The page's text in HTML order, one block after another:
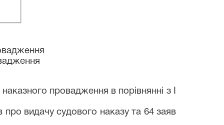
провадження в порівнянні з І
про видачу судового наказу та 64 заяв